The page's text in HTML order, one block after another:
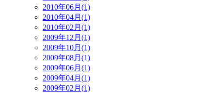
2010年06月(1)
2010年04月(1)
2010年02月(1)
2009年12月(1)
2009年10月(1)
2009年08月(1)
2009年06月(1)
2009年04月(1)
2009年02月(1)